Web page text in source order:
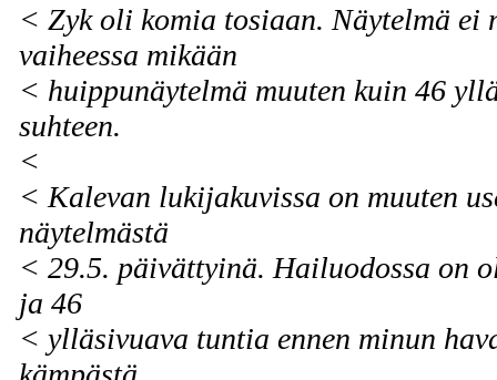
< Zyk oli komia tosiaan. Näytelmä ei
vaiheessa mikään
< huippunäytelmä muuten kuin 46
suhteen.
<
< Kalevan lukijakuvissa on muuten
näytelmästä
< 29.5. päivättyinä. Hailuodossa on
ja 46
< ylläsivuava tuntia ennen minun